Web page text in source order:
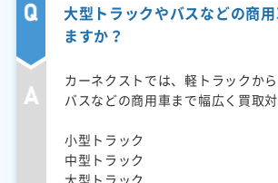
大型トラックやバスなどの商
ますか？
カーネクストでは、軽トラックから
バスなどの商用車まで幅広く買取対
小型トラック
中型トラック
大型トラック